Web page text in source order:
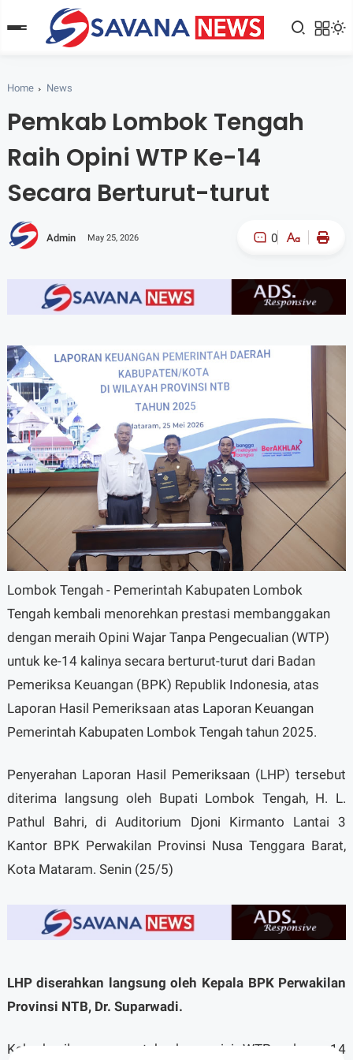
Home News
Pemkab Lombok Tengah
Raih Opini WTP Ke-14
Secara Berturut-turut
Admin May 25, 2026 0
A- A+
Lombok Tengah - Pemerintah Kabupaten Lombok
Tengah kembali menorehkan prestasi membanggakan
dengan meraih Opini Wajar Tanpa Pengecualian (WTP)
untuk ke-14 kalinya secara berturut-turut dari Badan
Pemeriksa Keuangan (BPK) Republik Indonesia, atas
Laporan Hasil Pemeriksaan atas Laporan Keuangan
Pemerintah Kabupaten Lombok Tengah tahun 2025.
Penyerahan Laporan Hasil Pemeriksaan (LHP) tersebut
diterima langsung oleh Bupati Lombok Tengah, H. L.
Pathul Bahri, di Auditorium Djoni Kirmanto Lantai 3
Kantor BPK Perwakilan Provinsi Nusa Tenggara Barat,
Kota Mataram. Senin (25/5)
LHP diserahkan langsung oleh Kepala BPK Perwakilan
Provinsi NTB, Dr. Suparwadi.
Keberhasilan mempertahankan opini WTP selama 14